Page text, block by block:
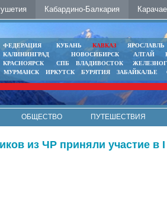
Кабардино-Балкария
ФЕДЕРАЦИЯ КУБАНЬ КАВКАЗ ЯРОСЛАВЛЬ
КАЛИНИНГРАД
НОВОСИБИРСК АЛТАЙ
КРАСНОЯРСК
СПБ ВЛАДИВОСТОК
МУРМАНСК
ИРКУТСК БУРЯТИЯ ЗАБАЙКАЛЬЕ
ОБЩЕСТВО ПУТЕШЕСТВИЯ
из ЧР приняли участие в